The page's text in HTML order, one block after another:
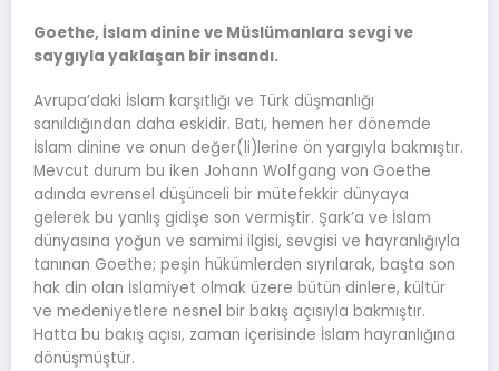
Goethe, İslam dinine ve Müslümanlara sevgi ve
saygıyla yaklaşan bir insandı.
Avrupa’daki İslam karşıtlığı ve Türk düşmanlığı
sanıldığından daha eskidir. Batı, hemen her dönemde
İslam dinine ve onun değer(li)lerine ön yargıyla bakmıştır.
Mevcut durum bu iken Johann Wolfgang von Goethe
adında evrensel düşünceli bir mütefekkir dünyaya
gelerek bu yanlış gidişe son vermiştir. Şark’a ve İslam
dünyasına yoğun ve samimi ilgisi, sevgisi ve hayranlığıyla
tanınan Goethe; peşin hükümlerden sıyrılarak, başta son
hak din olan İslamiyet olmak üzere bütün dinlere, kültür
ve medeniyetlere nesnel bir bakış açısıyla bakmıştır.
Hatta bu bakış açısı, zaman içerisinde İslam hayranlığına
dönüşmüştür.